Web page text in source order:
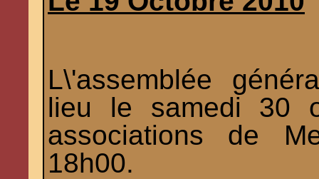
L\'assemblée
lieu le samedi 30
associations de
18h00.